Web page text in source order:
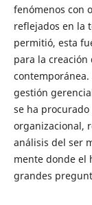
fenómenos con
reflejados en la
permitió, esta
para la
gestión
se ha
organizacional,
análisis del ser
mente donde el
grandes